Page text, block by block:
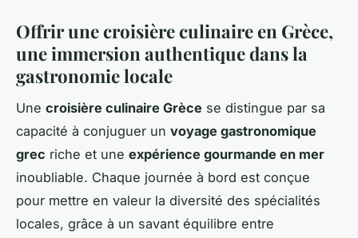
Offrir une croisière culinaire en Grèce,
une immersion authentique dans la
gastronomie locale
Une croisière culinaire Grèce se distingue par sa
capacité à conjuguer un voyage gastronomique
grec riche et une expérience gourmande en mer
inoubliable. Chaque journée à bord est conçue
pour mettre en valeur la diversité des spécialités
locales, grâce à un savant équilibre entre